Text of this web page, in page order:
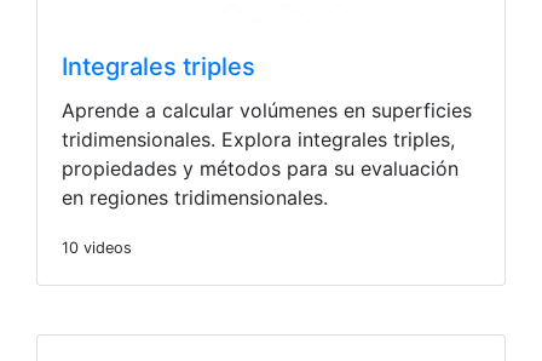
Integrales triples
Aprende a calcular volúmenes en superficies
tridimensionales. Explora integrales triples,
propiedades y métodos para su evaluación
en regiones tridimensionales.
10 videos